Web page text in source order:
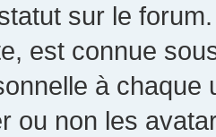
sur le
est connue
à chaque
ou non les